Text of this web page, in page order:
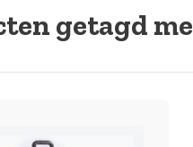
getagd